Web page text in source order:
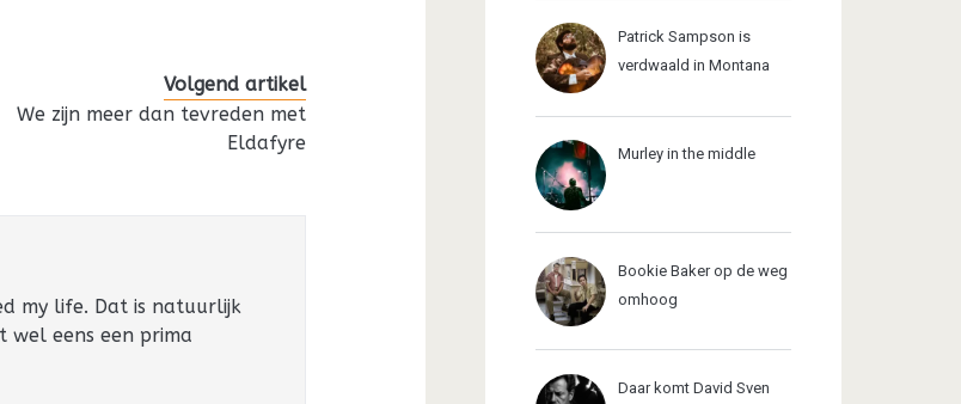
Volgend artikel
We zijn meer dan tevreden met
Eldafyre
my life. Dat is natuurlijk
wel eens een prima
Patrick Sampson is
verdwaald in Montana
Murley in the middle
Bookie Baker op de weg
omhoog
Daar komt David Sven